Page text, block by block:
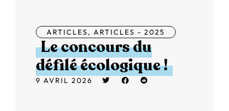
ARTICLES, ARTICLES - 2025
Le concours du
défilé écologique !
9 AVRIL 2026